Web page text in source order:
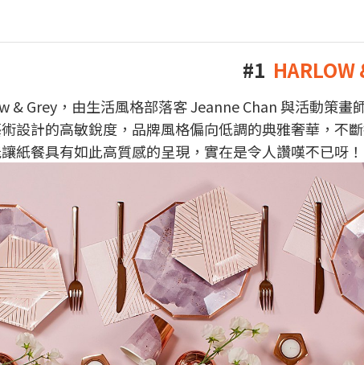
#1 HARLOW
& Grey，由生活風格部落客 Jeanne Chan 與活動策
設計的高敏銳度，品牌風格偏向低調的典雅奢華，不
紙餐具有如此高質感的呈現，實在是令人讚嘆不已呀！